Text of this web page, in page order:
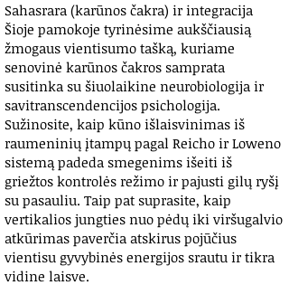
Sahasrara (karūnos čakra) ir integracija
Šioje pamokoje tyrinėsime aukščiausią
žmogaus vientisumo tašką, kuriame
senovinė karūnos čakros samprata
susitinka su šiuolaikine neurobiologija ir
savitranscendencijos psichologija.
Sužinosite, kaip kūno išlaisvinimas iš
raumeninių įtampų pagal Reicho ir Loweno
sistemą padeda smegenims išeiti iš
griežtos kontrolės režimo ir pajusti gilų ryšį
su pasauliu. Taip pat suprasite, kaip
vertikalios jungties nuo pėdų iki viršugalvio
atkūrimas paverčia atskirus pojūčius
vientisu gyvybinės energijos srautu ir tikra
vidine laisve.